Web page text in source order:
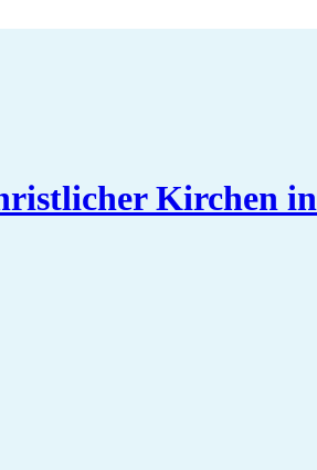
Kirchen